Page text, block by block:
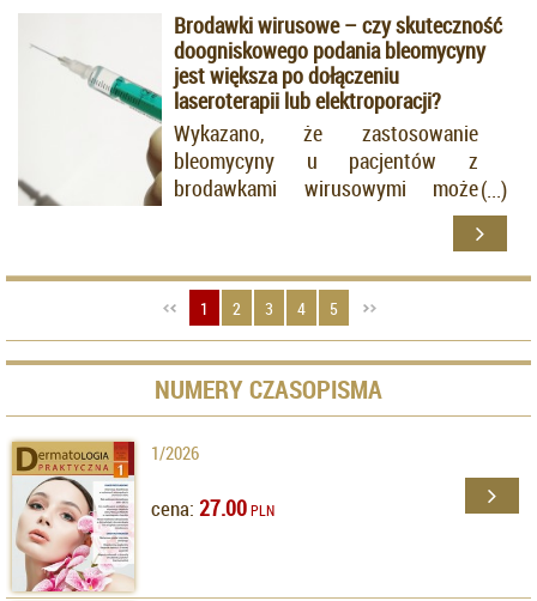
Brodawki wirusowe – czy skuteczność
doogniskowego podania bleomycyny
jest większa po dołączeniu
laseroterapii lub elektroporacji?
Wykazano, że zastosowanie
bleomycyny u pacjentów z
brodawkami wirusowymi może
prowadzić do remisji klinicznej
1 2 3 4 5
NUMERY CZASOPISMA
1/2026
cena: 27.00PLN